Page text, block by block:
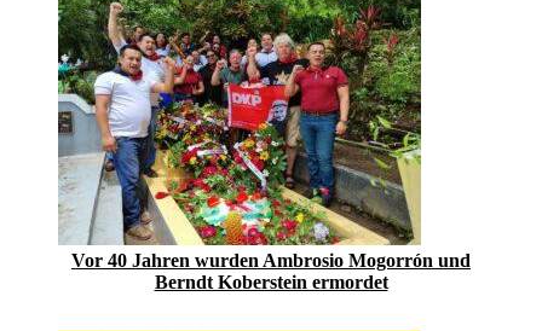
Vor 40 Jahren wurden Ambrosio Mogorrón und
Berndt Koberstein ermordet